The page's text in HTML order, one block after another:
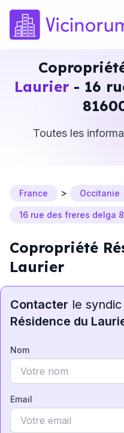
Laurier- 16
Toutes les
France > Occitanie
16 rue des freres delga
Copropriété
Laurier
Contacter le
Résidence du
Nom
Email